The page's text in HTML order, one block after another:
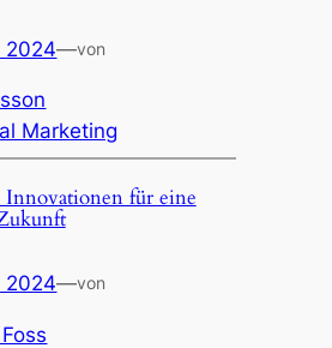
2024—von
Marketing
Innovationen für eine
2024—von